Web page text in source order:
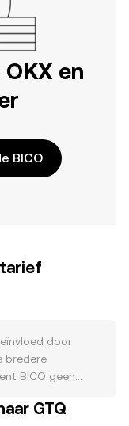
en
BICO
door
bredere
BICO geen
GTQ